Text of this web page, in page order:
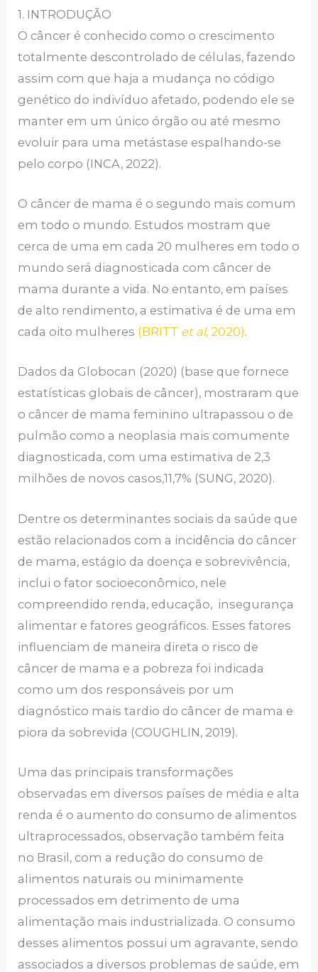
1. INTRODUÇÃO
O câncer é conhecido como o crescimento
totalmente descontrolado de células, fazendo
assim com que haja a mudança no código
genético do indivíduo afetado, podendo ele se
manter em um único órgão ou até mesmo
evoluir para uma metástase espalhando-se
pelo corpo (INCA, 2022).
O câncer de mama é o segundo mais comum
em todo o mundo. Estudos mostram que
cerca de uma em cada 20 mulheres em todo o
mundo será diagnosticada com câncer de
mama durante a vida. No entanto, em países
de alto rendimento, a estimativa é de uma em
cada oito mulheres (BRITT et al, 2020).
Dados da Globocan (2020) (base que fornece
estatísticas globais de câncer), mostraram que
o câncer de mama feminino ultrapassou o de
pulmão como a neoplasia mais comumente
diagnosticada, com uma estimativa de 2,3
milhões de novos casos,11,7% (SUNG, 2020).
Dentre os determinantes sociais da saúde que
estão relacionados com a incidência do câncer
de mama, estágio da doença e sobrevivência,
inclui o fator socioeconômico, nele
compreendido renda, educação, insegurança
alimentar e fatores geográficos. Esses fatores
influenciam de maneira direta o risco de
câncer de mama e a pobreza foi indicada
como um dos responsáveis por um
diagnóstico mais tardio do câncer de mama e
piora da sobrevida (COUGHLIN, 2019).
Uma das principais transformações
observadas em diversos países de média e alta
renda é o aumento do consumo de alimentos
ultraprocessados, observação também feita
no Brasil, com a redução do consumo de
alimentos naturais ou minimamente
processados em detrimento de uma
alimentação mais industrializada. O consumo
desses alimentos possui um agravante, sendo
associados a diversos problemas de saúde, em